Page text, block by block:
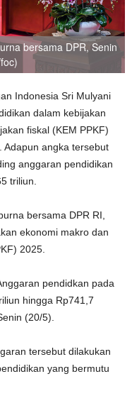
bersama DPR, Senin
Indonesia Sri Mulyani
dalam kebijakan
fiskal (KEM PPKF)
Adapun angka tersebut
anggaran pendidikan
triliun.
bersama DPR RI,
ekonomi makro dan
2025.
pendidkan pada
hingga Rp741,7
(20/5).
tersebut dilakukan
yang bermutu